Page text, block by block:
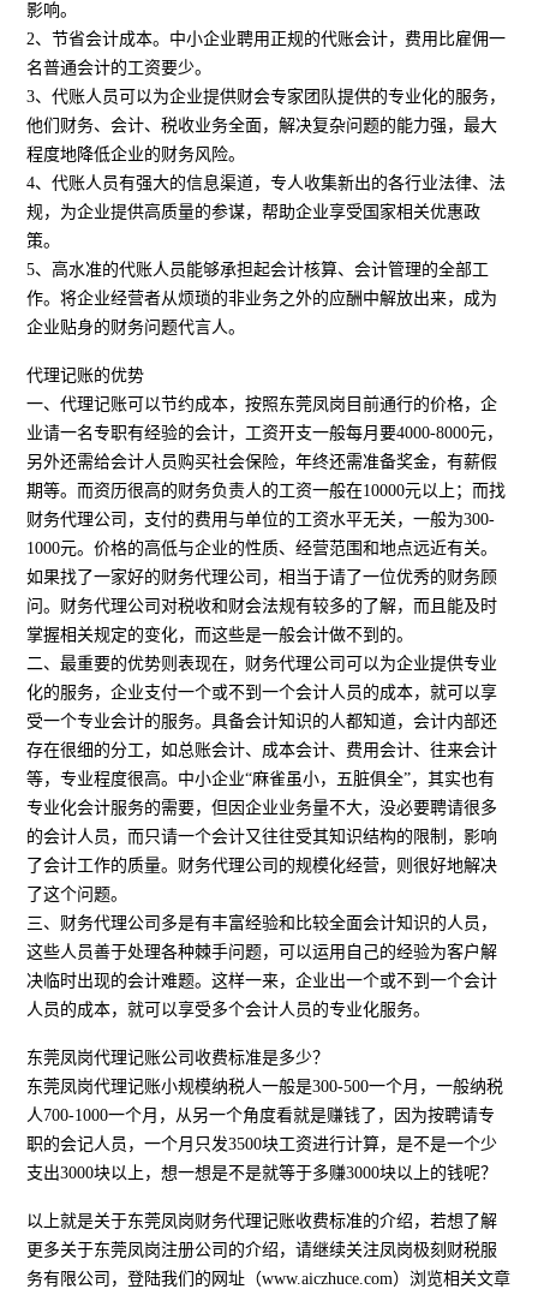
影响。
2、节省会计成本。中小企业聘用正规的代账会计，费用比雇佣一
名普通会计的工资要少。
3、代账人员可以为企业提供财会专家团队提供的专业化的服务，
他们财务、会计、税收业务全面，解决复杂问题的能力强，最大
程度地降低企业的财务风险。
4、代账人员有强大的信息渠道，专人收集新出的各行业法律、法
规，为企业提供高质量的参谋，帮助企业享受国家相关优惠政
策。
5、高水准的代账人员能够承担起会计核算、会计管理的全部工
作。将企业经营者从烦琐的非业务之外的应酬中解放出来，成为
企业贴身的财务问题代言人。
代理记账的优势
一、代理记账可以节约成本，按照东莞凤岗目前通行的价格，企
业请一名专职有经验的会计，工资开支一般每月要4000-8000元，
另外还需给会计人员购买社会保险，年终还需准备奖金，有薪假
期等。而资历很高的财务负责人的工资一般在10000元以上；而找
财务代理公司，支付的费用与单位的工资水平无关，一般为300-
1000元。价格的高低与企业的性质、经营范围和地点远近有关。
如果找了一家好的财务代理公司，相当于请了一位优秀的财务顾
问。财务代理公司对税收和财会法规有较多的了解，而且能及时
掌握相关规定的变化，而这些是一般会计做不到的。
二、最重要的优势则表现在，财务代理公司可以为企业提供专业
化的服务，企业支付一个或不到一个会计人员的成本，就可以享
受一个专业会计的服务。具备会计知识的人都知道，会计内部还
存在很细的分工，如总账会计、成本会计、费用会计、往来会计
等，专业程度很高。中小企业“麻雀虽小，五脏俱全”，其实也有
专业化会计服务的需要，但因企业业务量不大，没必要聘请很多
的会计人员，而只请一个会计又往往受其知识结构的限制，影响
了会计工作的质量。财务代理公司的规模化经营，则很好地解决
了这个问题。
三、财务代理公司多是有丰富经验和比较全面会计知识的人员，
这些人员善于处理各种棘手问题，可以运用自己的经验为客户解
决临时出现的会计难题。这样一来，企业出一个或不到一个会计
人员的成本，就可以享受多个会计人员的专业化服务。
东莞凤岗代理记账公司收费标准是多少？
东莞凤岗代理记账小规模纳税人一般是300-500一个月，一般纳税
人700-1000一个月，从另一个角度看就是赚钱了，因为按聘请专
职的会记人员，一个月只发3500块工资进行计算，是不是一个少
支出3000块以上，想一想是不是就等于多赚3000块以上的钱呢？
以上就是关于东莞凤岗财务代理记账收费标准的介绍，若想了解
更多关于东莞凤岗注册公司的介绍，请继续关注凤岗极刻财税服
务有限公司，登陆我们的网址（www.aiczhuce.com）浏览相关文章